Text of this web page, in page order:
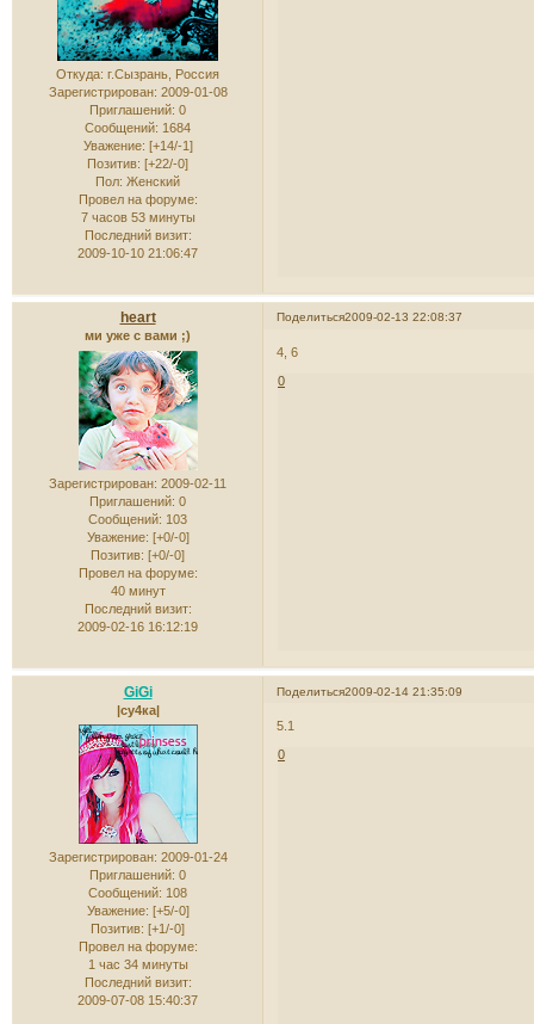
Откуда: г.Сызрань, Россия
Зарегистрирован: 2009-01-08
Приглашений: 0
Сообщений: 1684
Уважение: [+14/-1]
Позитив: [+22/-0]
Пол: Женский
Провел на форуме:
7 часов 53 минуты
Последний визит:
2009-10-10 21:06:47
Поделиться2009-02-13 22:08:37
heart
ми уже с вами ;)
Зарегистрирован: 2009-02-11
Приглашений: 0
Сообщений: 103
Уважение: [+0/-0]
Позитив: [+0/-0]
Провел на форуме:
40 минут
Последний визит:
2009-02-16 16:12:19
4, 6
0
Поделиться2009-02-14 21:35:09
GiGi
|су4ка|
Зарегистрирован: 2009-01-24
Приглашений: 0
Сообщений: 108
Уважение: [+5/-0]
Позитив: [+1/-0]
Провел на форуме:
1 час 34 минуты
Последний визит:
2009-07-08 15:40:37
5.1
0